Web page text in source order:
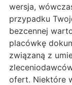
wersja,
przypadku
bezcennej
placówkę
związaną z
ofert. Niektóre